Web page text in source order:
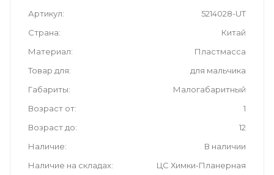
Артикул
5214028-UT
Страна
Китай
Материал
Пластмасса
Товар для
для мальчика
Габариты
Малогабаритный
Возраст от
1
Возраст до
12
Наличие
В наличии
Наличие на складах
ЦС Химки-Планерная